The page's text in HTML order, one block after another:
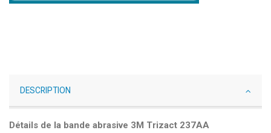
DESCRIPTION
Détails de la bande abrasive 3M Trizact 237AA